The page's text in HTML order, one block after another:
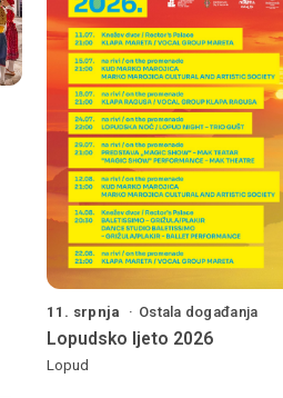
11. srpnja Ostala događanja
Lopudsko ljeto 2026
Lopud